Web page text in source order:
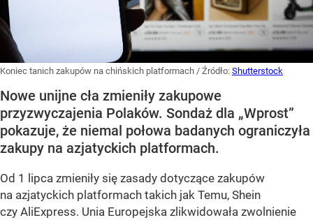
Koniec tanich zakupów na chińskich platformach / Źródło: Shutterstock
Nowe unijne cła zmieniły zakupowe
przyzwyczajenia Polaków. Sondaż dla „Wprost”
pokazuje, że niemal połowa badanych ograniczyła
zakupy na azjatyckich platformach.
Od 1 lipca zmieniły się zasady dotyczące zakupów
na azjatyckich platformach takich jak Temu, Shein
czy AliExpress. Unia Europejska zlikwidowała zwolnienie